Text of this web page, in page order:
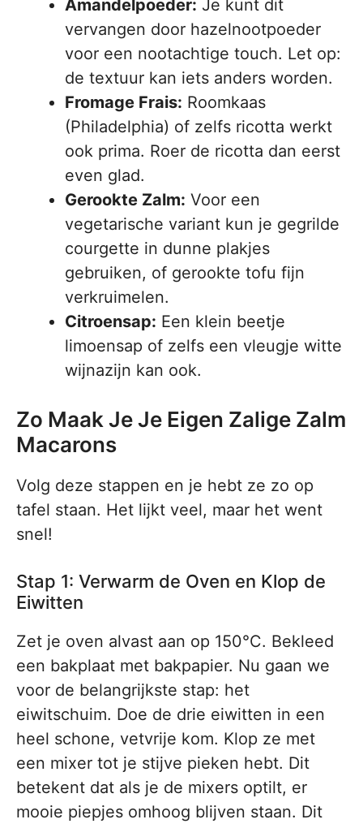
Amandelpoeder: Je kunt dit
vervangen door hazelnootpoeder
voor een nootachtige touch. Let op:
de textuur kan iets anders worden.
Fromage Frais: Roomkaas
(Philadelphia) of zelfs ricotta werkt
ook prima. Roer de ricotta dan eerst
even glad.
Gerookte Zalm: Voor een
vegetarische variant kun je gegrilde
courgette in dunne plakjes
gebruiken, of gerookte tofu fijn
verkruimelen.
Citroensap: Een klein beetje
limoensap of zelfs een vleugje witte
wijnazijn kan ook.
Zo Maak Je Je Eigen Zalige Zalm
Macarons
Volg deze stappen en je hebt ze zo op
tafel staan. Het lijkt veel, maar het went
snel!
Stap 1: Verwarm de Oven en Klop de
Eiwitten
Zet je oven alvast aan op 150°C. Bekleed
een bakplaat met bakpapier. Nu gaan we
voor de belangrijkste stap: het
eiwitschuim. Doe de drie eiwitten in een
heel schone, vetvrije kom. Klop ze met
een mixer tot je stijve pieken hebt. Dit
betekent dat als je de mixers optilt, er
mooie piepjes omhoog blijven staan. Dit